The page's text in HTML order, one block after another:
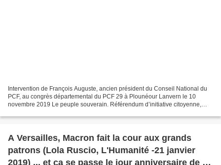
Intervention de François Auguste, ancien président du Conseil National du
PCF, au congrès départemental du PCF 29 à Plounéour Lanvern le 10
novembre 2019 Le peuple souverain. Référendum d’initiative citoyenne,
A Versailles, Macron fait la cour aux grands
patrons (Lola Ruscio, L'Humanité -21 janvier
2019) ... et ça se passe le jour anniversaire de la